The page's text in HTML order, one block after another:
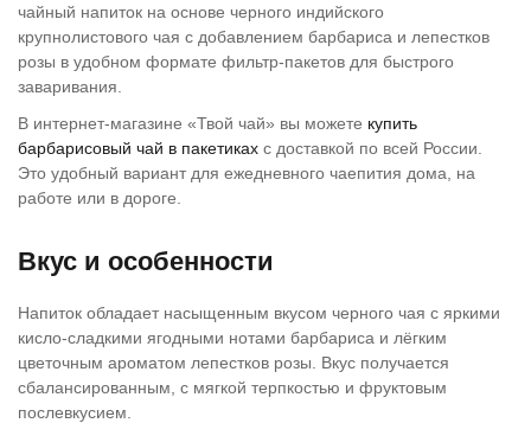
чайный напиток на основе черного индийского
крупнолистового чая с добавлением барбариса и лепестков
розы в удобном формате фильтр-пакетов для быстрого
заваривания.
В интернет-магазине «Твой чай» вы можете купить
барбарисовый чай в пакетиках с доставкой по всей России.
Это удобный вариант для ежедневного чаепития дома, на
работе или в дороге.
Вкус и особенности
Напиток обладает насыщенным вкусом черного чая с яркими
кисло-сладкими ягодными нотами барбариса и лёгким
цветочным ароматом лепестков розы. Вкус получается
сбалансированным, с мягкой терпкостью и фруктовым
послевкусием.